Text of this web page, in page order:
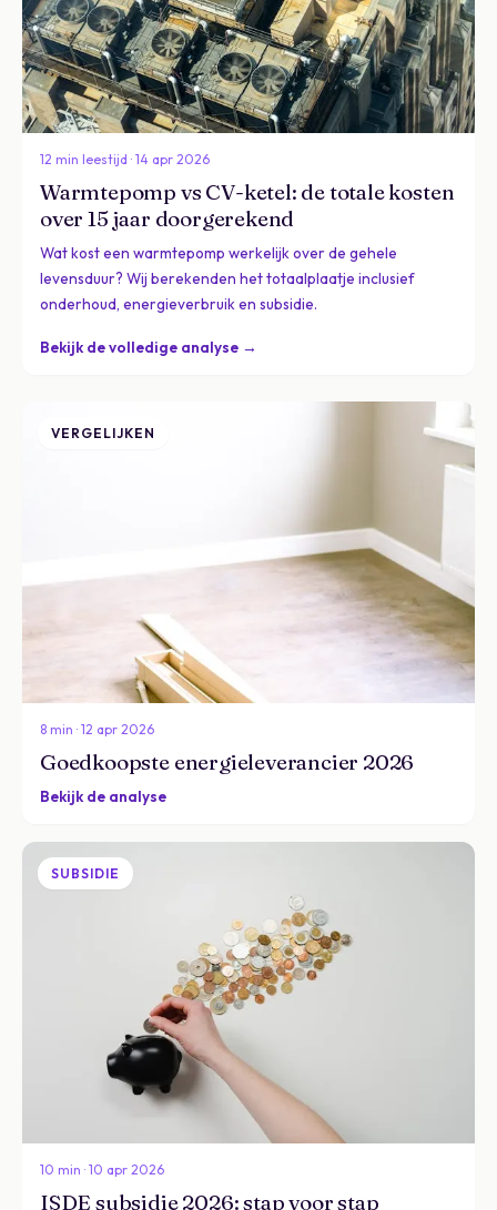
12 min leestijd · 14 apr 2026
Warmtepomp vs CV-ketel: de totale kosten
over 15 jaar doorgerekend
Wat kost een warmtepomp werkelijk over de gehele
levensduur? Wij berekenden het totaalplaatje inclusief
onderhoud, energieverbruik en subsidie.
Bekijk de volledige analyse →
VERGELIJKEN
8 min · 12 apr 2026
Goedkoopste energieleverancier 2026
Bekijk de analyse
SUBSIDIE
10 min · 10 apr 2026
ISDE subsidie 2026: stap voor stap